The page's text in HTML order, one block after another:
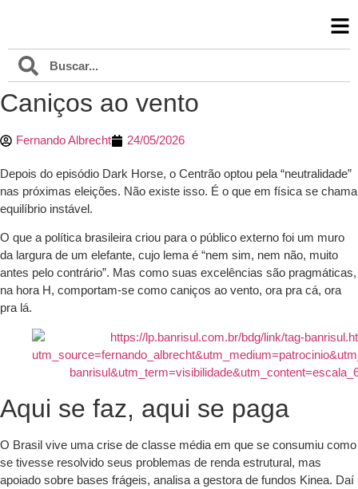
Caniços ao vento
Fernando Albrecht 24/05/2026
Depois do episódio Dark Horse, o Centrão optou pela “neutralidade”
nas próximas eleições. Não existe isso. É o que em física se chama
equilíbrio instável.
O que a política brasileira criou para o público externo foi um muro
da largura de um elefante, cujo lema é “nem sim, nem não, muito
antes pelo contrário”. Mas como suas excelências são pragmáticas,
na hora H, comportam-se como caniços ao vento, ora pra cá, ora
pra lá.
Aqui se faz, aqui se paga
O Brasil vive uma crise de classe média em que se consumiu como
se tivesse resolvido seus problemas de renda estrutural, mas
apoiado sobre bases frágeis, analisa a gestora de fundos Kinea. Daí